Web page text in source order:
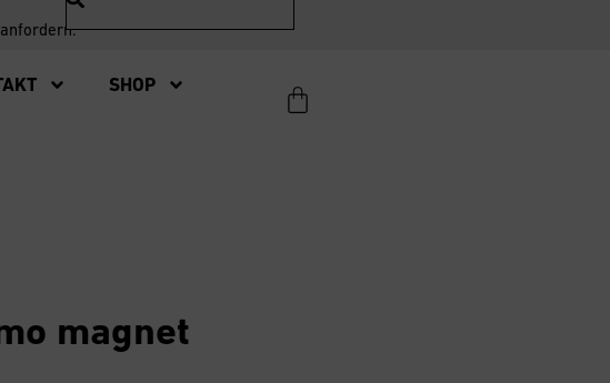
SHOP
magnet